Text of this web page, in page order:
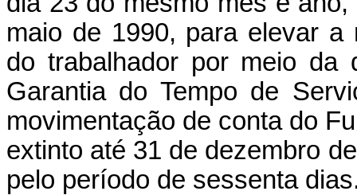
maio de 1990, para elevar a
do trabalhador por meio da
Garantia do Tempo de
movimentação de conta do
extinto até 31 de dezembro
pelo período de sessenta